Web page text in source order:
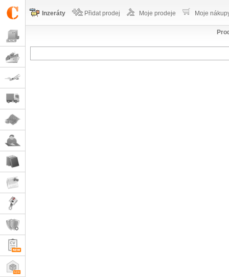
Inzeráty Přidat prodej Moje prodeje Moje